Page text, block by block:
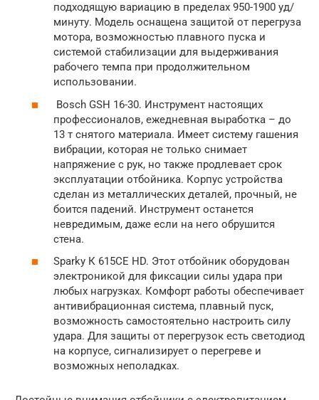
подходящую вариацию в пределах 950-1900 уд/
минуту. Модель оснащена защитой от перегруза
мотора, возможностью плавного пуска и
системой стабилизации для выдерживания
рабочего темпа при продолжительном
использовании.
Bosch GSH 16-30. Инструмент настоящих
профессионалов, ежедневная выработка – до
13 т снятого материала. Имеет систему гашения
вибрации, которая не только снимает
напряжение с рук, но также продлевает срок
эксплуатации отбойника. Корпус устройства
сделан из металлических деталей, прочный, не
боится падений. Инструмент останется
невредимым, даже если на него обрушится
стена.
Sparky К 615CE HD. Этот отбойник оборудован
электроникой для фиксации силы удара при
любых нагрузках. Комфорт работы обеспечивает
антивибрационная система, плавный пуск,
возможность самостоятельно настроить силу
удара. Для защиты от перегрузок есть светодиод
на корпусе, сигнализирует о перегреве и
возможных неполадках.